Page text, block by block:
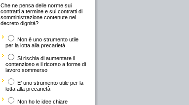
Che ne pensa delle norme sui
contratti a termine e sui contratti di
somministrazione contenute nel
decreto dignità?
Non è uno strumento utile
per la lotta alla precarietà
Si rischia di aumentare il
contenzioso e il ricorso a forme di
lavoro sommerso
E’ uno strumento utile per la
lotta alla precarietà
Non ho le idee chiare